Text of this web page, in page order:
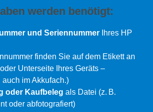
werden benötigt:
und Seriennummer Ihres HP
finden Sie auf dem Etikett an
Unterseite Ihres Geräts –
auch im Akkufach.)
oder Kaufbeleg als Datei (z. B.
oder abfotografiert)